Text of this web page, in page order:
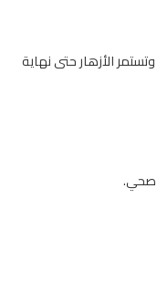
بالإزهار بعد حوالي 2–3 أشهر وتستمر الأزهار حتى نهاية
صحي.